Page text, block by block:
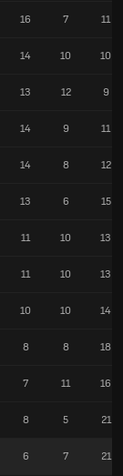
16 7 11
14 10 10
13 12 9
14 9 11
14 8 12
13 6 15
11 10 13
11 10 13
10 10 14
8 8 18
7 11 16
8 5 21
6 7 21